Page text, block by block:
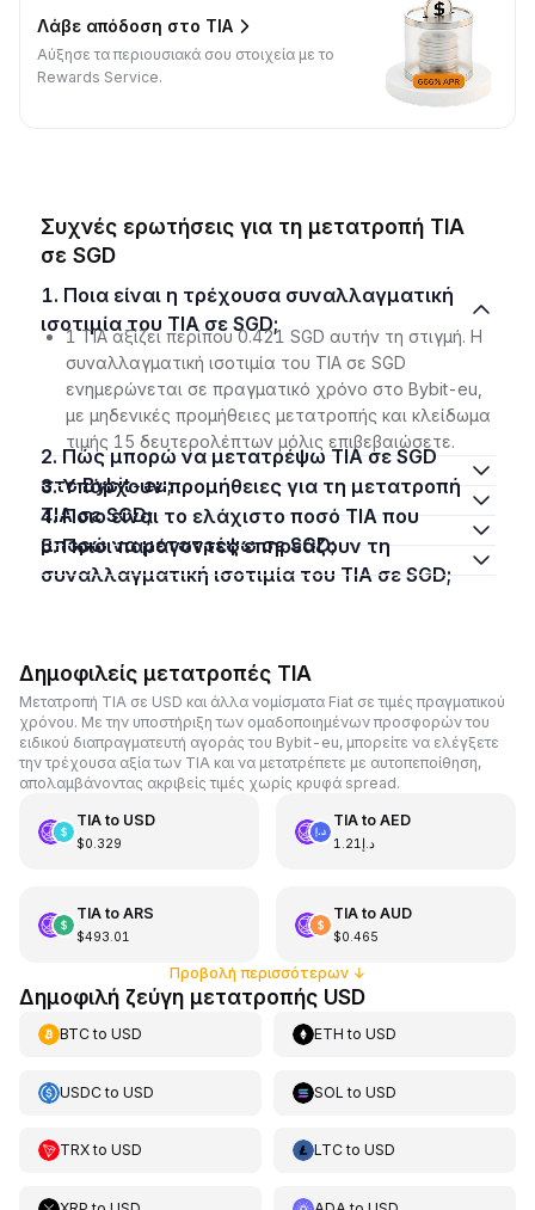
Λάβε απόδοση στο TIA
Αύξησε τα περιουσιακά σου στοιχεία με το
Rewards Service.
Συχνές ερωτήσεις για τη μετατροπή TIA
σε SGD
1. Ποια είναι η τρέχουσα συναλλαγματική
ισοτιμία του TIA σε SGD;
1 TIA αξίζει περίπου 0.421 SGD αυτήν τη στιγμή. Η
συναλλαγματική ισοτιμία του TIA σε SGD
ενημερώνεται σε πραγματικό χρόνο στο Bybit-eu,
με μηδενικές προμήθειες μετατροπής και κλείδωμα
τιμής 15 δευτερολέπτων μόλις επιβεβαιώσετε.
2. Πώς μπορώ να μετατρέψω TIA σε SGD
στο Bybit-eu;
3. Υπάρχουν προμήθειες για τη μετατροπή
TIA σε SGD;
4. Ποιο είναι το ελάχιστο ποσό TIA που
μπορώ να μετατρέψω σε SGD;
5. Ποιοι παράγοντες επηρεάζουν τη
συναλλαγματική ισοτιμία του TIA σε SGD;
Δημοφιλείς μετατροπές TIA
Μετατροπή TIA σε USD και άλλα νομίσματα Fiat σε τιμές πραγματικού
χρόνου. Με την υποστήριξη των ομαδοποιημένων προσφορών του
ειδικού διαπραγματευτή αγοράς του Bybit-eu, μπορείτε να ελέγξετε
την τρέχουσα αξία των TIA και να μετατρέπετε με αυτοπεποίθηση,
απολαμβάνοντας ακριβείς τιμές χωρίς κρυφά spread.
TIAto USD
$0.329
TIAto AED
د.إ1.21
TIAto ARS
$493.01
TIAto AUD
$0.465
Προβολή περισσότερων↓
Δημοφιλή ζεύγη μετατροπής USD
BTCto USD ETH toUSD
USDCto USD SOL toUSD
TRXto USD LTCtoUSD